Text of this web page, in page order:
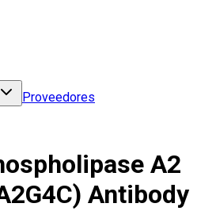
Proveedores
A2
Antibody